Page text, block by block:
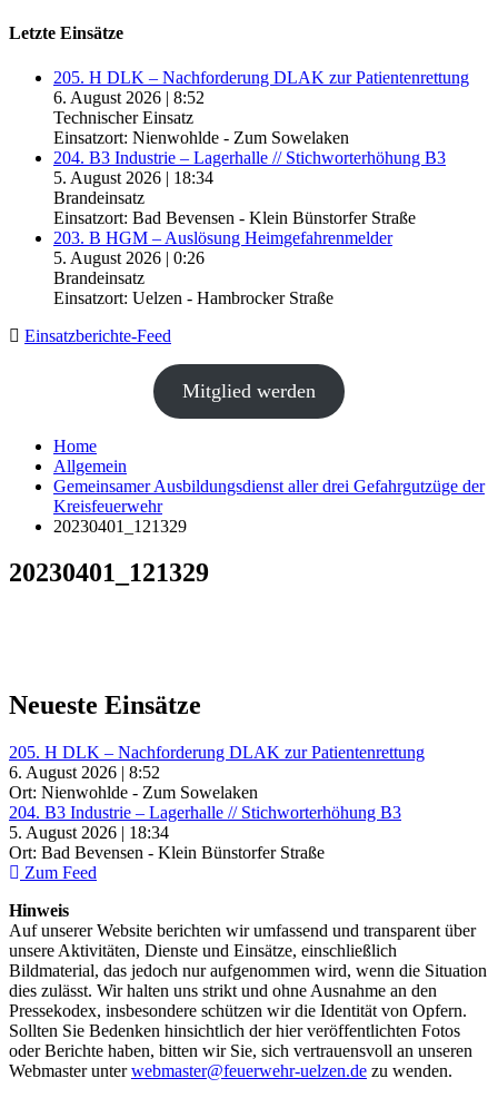
Letzte Einsätze
205. H DLK – Nachforderung DLAK zur Patientenrettung
6. August 2026 | 8:52
Technischer Einsatz
Einsatzort: Nienwohlde - Zum Sowelaken
204. B3 Industrie – Lagerhalle // Stichworterhöhung B3
5. August 2026 | 18:34
Brandeinsatz
Einsatzort: Bad Bevensen - Klein Bünstorfer Straße
203. B HGM – Auslösung Heimgefahrenmelder
5. August 2026 | 0:26
Brandeinsatz
Einsatzort: Uelzen - Hambrocker Straße
Einsatzberichte-Feed
Mitglied werden
Home
Allgemein
Gemeinsamer Ausbildungsdienst aller drei Gefahrgutzüge der
Kreisfeuerwehr
20230401_121329
20230401_121329
Neueste Einsätze
205. H DLK – Nachforderung DLAK zur Patientenrettung
6. August 2026 | 8:52
Ort: Nienwohlde - Zum Sowelaken
204. B3 Industrie – Lagerhalle // Stichworterhöhung B3
5. August 2026 | 18:34
Ort: Bad Bevensen - Klein Bünstorfer Straße
Zum Feed
Hinweis
Auf unserer Website berichten wir umfassend und transparent über
unsere Aktivitäten, Dienste und Einsätze, einschließlich
Bildmaterial, das jedoch nur aufgenommen wird, wenn die Situation
dies zulässt. Wir halten uns strikt und ohne Ausnahme an den
Pressekodex, insbesondere schützen wir die Identität von Opfern.
Sollten Sie Bedenken hinsichtlich der hier veröffentlichten Fotos
oder Berichte haben, bitten wir Sie, sich vertrauensvoll an unseren
Webmaster unterwebmaster@feuerwehr-uelzen.de zu wenden.